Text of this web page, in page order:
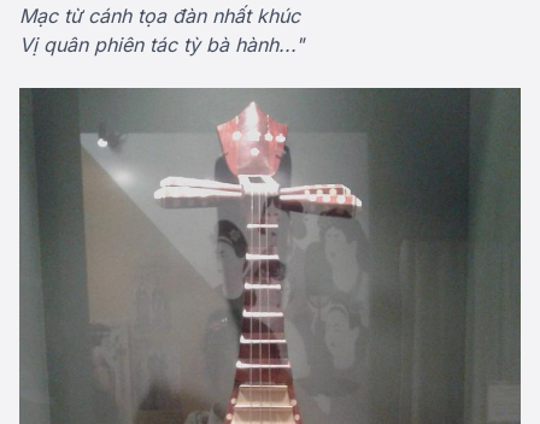
Mạc từ cánh tọa đàn nhất khúc
Vị quân phiên tác tỳ bà hành..."